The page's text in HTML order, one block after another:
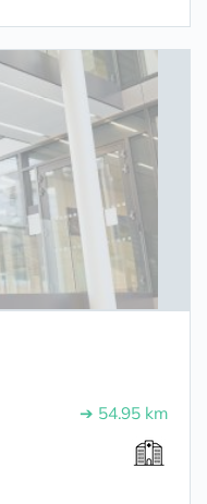
➔ 54.95 km